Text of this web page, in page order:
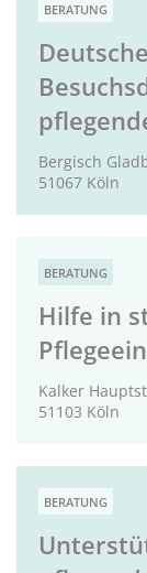
BERATUNG
Bergisch
51067 Köln
BERATUNG
Hilfe in
Kalker
51103 Köln
BERATUNG